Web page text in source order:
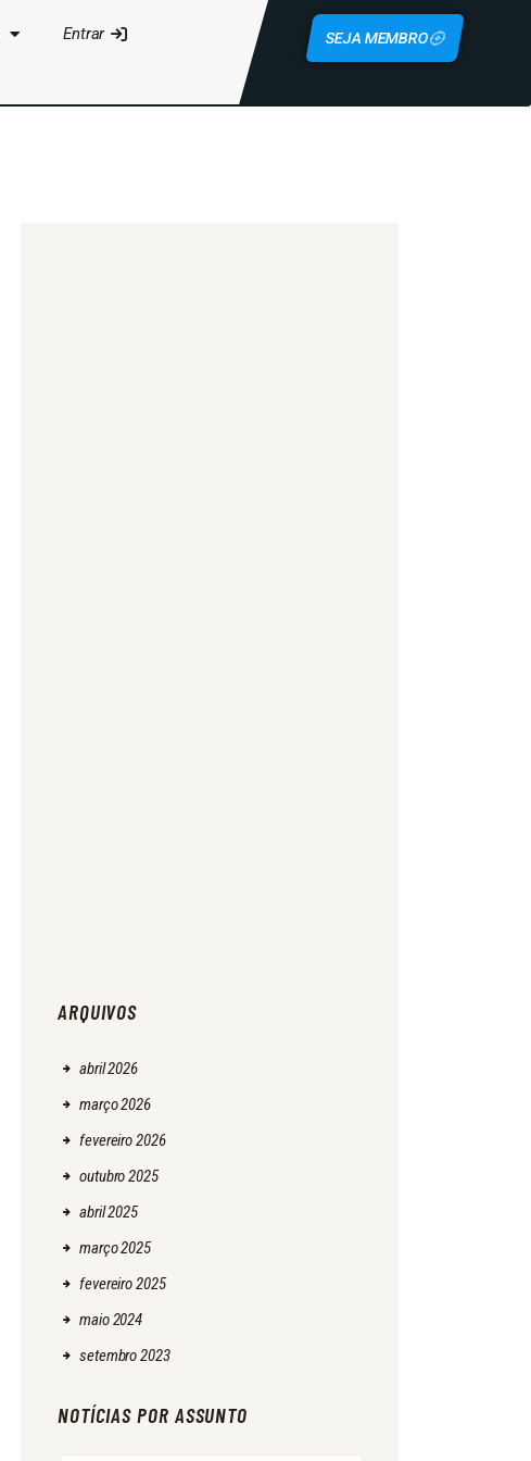
Entrar SEJA MEMBRO
ARQUIVOS
abril2026
março2026
fevereiro2026
outubro2025
abril2025
março2025
fevereiro2025
maio2024
setembro2023
NOTÍCIAS POR ASSUNTO